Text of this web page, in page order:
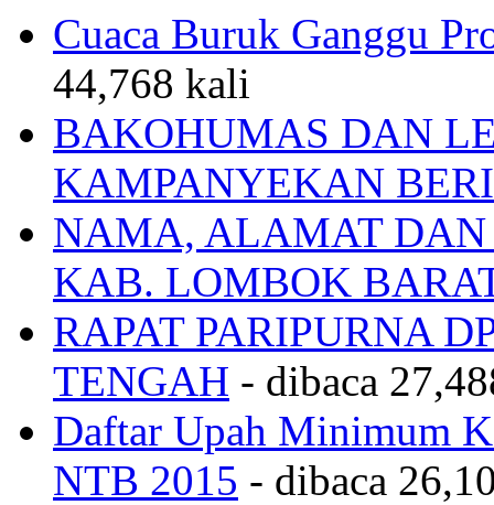
Cuaca Buruk Ganggu
44,768 kali
BAKOHUMAS DAN
KAMPANYEKAN
NAMA, ALAMAT DAN
KAB. LOMBOK
RAPAT PARIPURNA
TENGAH - dibaca
Daftar Upah Minimum
NTB 2015 - dibaca